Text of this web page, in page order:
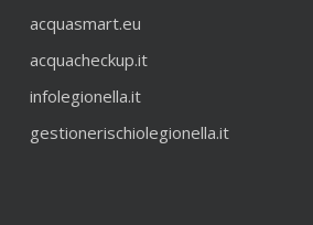
acquasmart.eu
acquacheckup.it
infolegionella.it
gestionerischiolegionella.it